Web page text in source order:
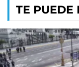
TE PUEDE